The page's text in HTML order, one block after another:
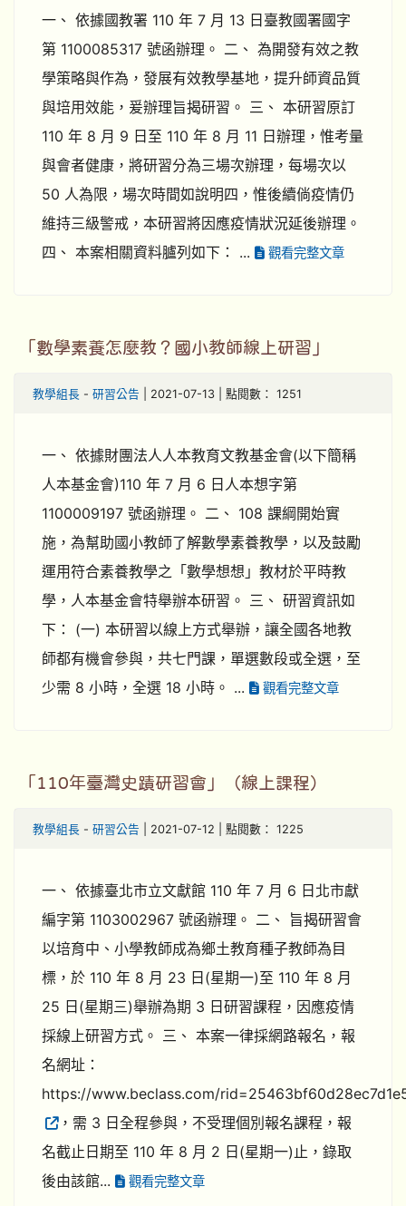
一、 依據國教署 110 年 7 月 13 日臺教國署國字
第 1100085317 號函辦理。 二、 為開發有效之教
學策略與作為，發展有效教學基地，提升師資品質
與培用效能，爰辦理旨揭研習。 三、 本研習原訂
110 年 8 月 9 日至 110 年 8 月 11 日辦理，惟考量
與會者健康，將研習分為三場次辦理，每場次以
50 人為限，場次時間如說明四，惟後續倘疫情仍
維持三級警戒，本研習將因應疫情狀況延後辦理。
四、 本案相關資料臚列如下： ...
觀看完整文章
「數學素養怎麼教？國小教師線上研習」
教學組長 - 研習公告 | 2021-07-13 | 點閱數： 1251
一、 依據財團法人人本教育文教基金會(以下簡稱
人本基金會)110 年 7 月 6 日人本想字第
1100009197 號函辦理。 二、 108 課綱開始實
施，為幫助國小教師了解數學素養教學，以及鼓勵
運用符合素養教學之「數學想想」教材於平時教
學，人本基金會特舉辦本研習。 三、 研習資訊如
下： (一) 本研習以線上方式舉辦，讓全國各地教
師都有機會參與，共七門課，單選數段或全選，至
少需 8 小時，全選 18 小時。 ...
觀看完整文章
「110年臺灣史蹟研習會」（線上課程）
教學組長 - 研習公告 | 2021-07-12 | 點閱數： 1225
一、 依據臺北市立文獻館 110 年 7 月 6 日北市獻
編字第 1103002967 號函辦理。 二、 旨揭研習會
以培育中、小學教師成為鄉土教育種子教師為目
標，於 110 年 8 月 23 日(星期一)至 110 年 8 月
25 日(星期三)舉辦為期 3 日研習課程，因應疫情
採線上研習方式。 三、 本案一律採網路報名，報
名網址：
https://www.beclass.com/
，需 3 日全程參與，不受理個別報名課程，報
名截止日期至 110 年 8 月 2 日(星期一)止，錄取
後由該館...
觀看完整文章